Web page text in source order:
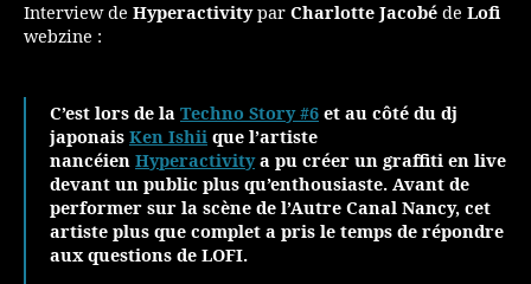
Interview de Hyperactivitypar Charlotte Jacobé de Lofi
webzine :
C’est lors de la Techno Story #6 et au côté du dj
japonais Ken Ishii que l’artiste
nancéien Hyperactivitya pu créer un graffiti en live
devant un public plus qu’enthousiaste. Avant de
performer sur la scène de l’Autre Canal Nancy, cet
artiste plus que complet a pris le temps de répondre
aux questions de LOFI.